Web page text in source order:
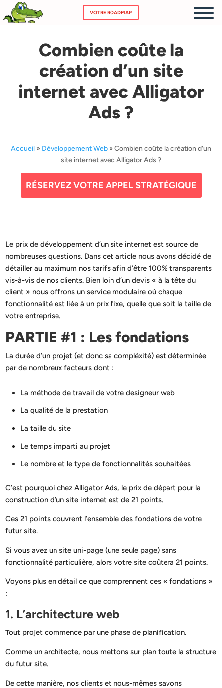
VOTRE ROADMAP
A
Combien coûte la
création d’un site
internet avec Alligator
Ads ?
Accueil » Développement Web » Combien coûte la création d’un
site internet avec Alligator Ads ?
RÉSERVEZ VOTRE APPEL STRATÉGIQUE
Le prix de développement d’un site internet est source de
nombreuses questions. Dans cet article nous avons décidé de
détailler au maximum nos tarifs afin d’être 100% transparents
vis-à-vis de nos clients. Bien loin d’un devis « à la tête du
client » nous offrons un service modulaire où chaque
fonctionnalité est liée à un prix fixe, quelle que soit la taille de
votre entreprise.
PARTIE #1 : Les fondations
La durée d’un projet (et donc sa compléxité) est déterminée
par de nombreux facteurs dont :
La méthode de travail de votre designeur web
La qualité de la prestation
La taille du site
Le temps imparti au projet
Le nombre et le type de fonctionnalités souhaitées
C’est pourquoi chez Alligator Ads, le prix de départ pour la
construction d’un site internet est de 21 points.
Ces 21 points couvrent l’ensemble des fondations de votre
futur site.
Si vous avez un site uni-page (une seule page) sans
fonctionnalité particulière, alors votre site coûtera 21 points.
Voyons plus en détail ce que comprennent ces « fondations »
:
1. L’architecture web
Tout projet commence par une phase de planification.
Comme un architecte, nous mettons sur plan toute la structure
du futur site.
De cette manière, nos clients et nous-mêmes savons